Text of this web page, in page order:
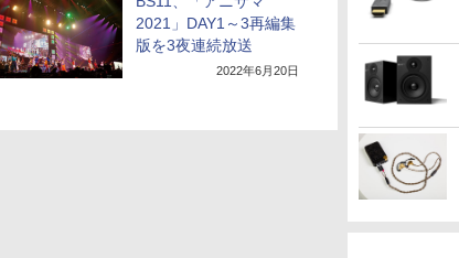
2021」DAY1～3再編集
版を3夜連続放送
2022年6月20日